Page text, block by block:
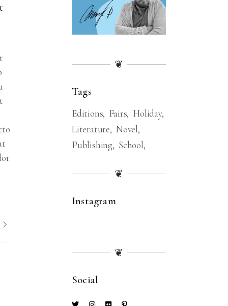
❦
Tags
Editions Fairs Holiday
Literature Novel
Publishing
School
❦
Instagram
❦
Social